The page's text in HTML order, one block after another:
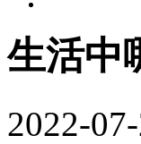
生活中
2022-